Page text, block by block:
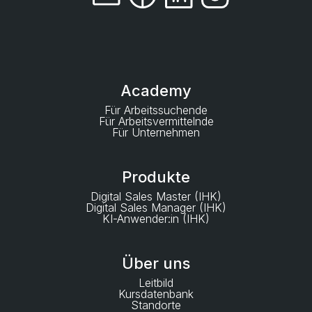
Academy
Für Arbeitssuchende
Für Arbeitsvermittelnde
Für Unternehmen
Produkte
Digital Sales Master (IHK)
Digital Sales Manager (IHK)
KI-Anwender:in (IHK)
Über uns
Leitbild
Kursdatenbank
Standorte